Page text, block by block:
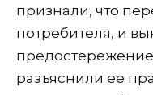
признали, что
потребителя, и
разъяснили ее